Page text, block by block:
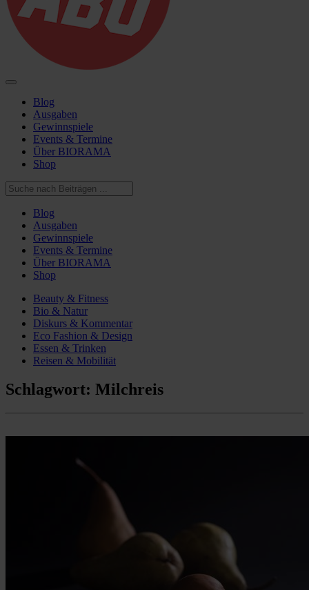
Blog
Ausgaben
Gewinnspiele
Events & Termine
Über BIORAMA
Shop
Blog
Ausgaben
Gewinnspiele
Events & Termine
Über BIORAMA
Shop
Beauty & Fitness
Bio & Natur
Diskurs & Kommentar
Eco Fashion & Design
Essen & Trinken
Reisen & Mobilität
Schlagwort: Milchreis